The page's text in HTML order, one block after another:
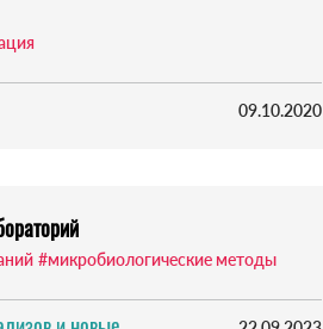
09.10.2020
#микробиологические методы